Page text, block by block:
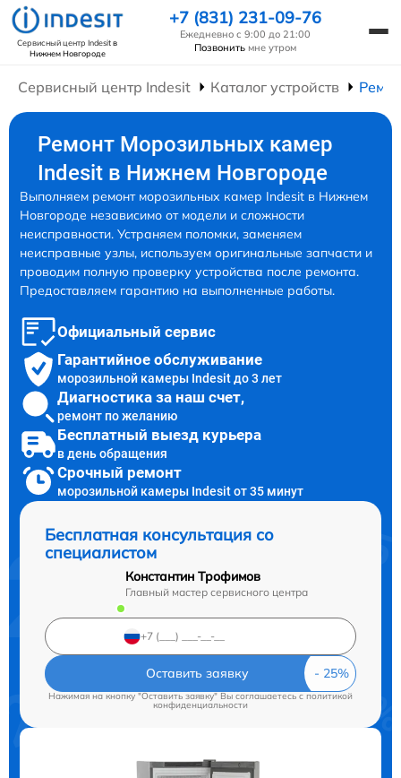
Сервисный центр Indesitв
Нижнем Новгороде
+7 (831) 231-09-76
Ежедневно с 9:00 до 21:00
Позвонить мне утром
Сервисный центр Indesit Каталог устройств
Ремонт Морозильных камер
Indesit в Нижнем Новгороде
Выполняем ремонт морозильных камер Indesit в Нижнем
Новгороде независимо от модели и сложности
неисправности. Устраняем поломки, заменяем
неисправные узлы, используем оригинальные запчасти и
проводим полную проверку устройства после ремонта.
Предоставляем гарантию на выполненные работы.
Официальный сервис
Гарантийное обслуживание
морозильной камеры Indesit до 3 лет
Диагностика за наш счет,
ремонт по желанию
Бесплатный выезд курьера
в день обращения
Срочный ремонт
морозильной камеры Indesit от 35 минут
Бесплатная консультация со
специалистом
Константин Трофимов
Главный мастер сервисного центра
Оставить заявку
Нажимая на кнопку "Оставить заявку" Вы соглашаетесь cполитикой
конфиденциальности